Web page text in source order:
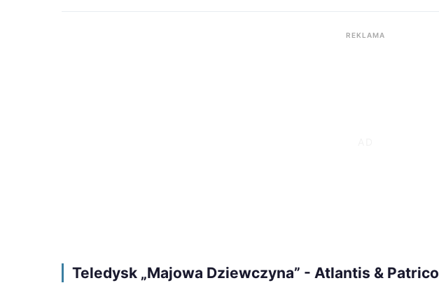
REKLAMA
Teledysk „Majowa Dziewczyna” - Atlantis & Patrico